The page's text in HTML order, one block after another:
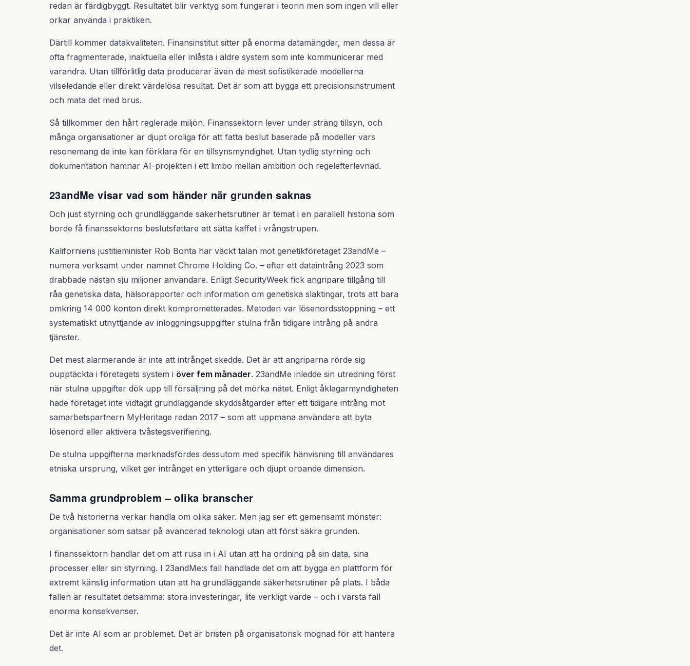
redan är färdigbyggt. Resultatet blir verktyg som fungerar i teorin men som ingen vill eller
orkar använda i praktiken.
Därtill kommer datakvaliteten. Finansinstitut sitter på enorma datamängder, men dessa är
ofta fragmenterade, inaktuella eller inlåsta i äldre system som inte kommunicerar med
varandra. Utan tillförlitlig data producerar även de mest sofistikerade modellerna
vilseledande eller direkt värdelösa resultat. Det är som att bygga ett precisionsinstrument
och mata det med brus.
Så tillkommer den hårt reglerade miljön. Finanssektorn lever under sträng tillsyn, och
många organisationer är djupt oroliga för att fatta beslut baserade på modeller vars
resonemang de inte kan förklara för en tillsynsmyndighet. Utan tydlig styrning och
dokumentation hamnar AI-projekten i ett limbo mellan ambition och regelefterlevnad.
23andMe visar vad som händer när grunden saknas
Och just styrning och grundläggande säkerhetsrutiner är temat i en parallell historia som
borde få finanssektorns beslutsfattare att sätta kaffet i vrångstrupen.
Kaliforniens justitieminister Rob Bonta har väckt talan mot genetikföretaget 23andMe –
numera verksamt under namnet Chrome Holding Co. – efter ett dataintrång 2023 som
drabbade nästan sju miljoner användare. Enligt SecurityWeek fick angripare tillgång till
råa genetiska data, hälsorapporter och information om genetiska släktingar, trots att bara
omkring 14 000 konton direkt komprometterades. Metoden var lösenordsstoppning – ett
systematiskt utnyttjande av inloggningsuppgifter stulna från tidigare intrång på andra
tjänster.
Det mest alarmerande är inte att intrånget skedde. Det är att angriparna rörde sig
oupptäckta i företagets system i över fem månader. 23andMe inledde sin utredning först
när stulna uppgifter dök upp till försäljning på det mörka nätet. Enligt åklagarmyndigheten
hade företaget inte vidtagit grundläggande skyddsåtgärder efter ett tidigare intrång mot
samarbetspartnern MyHeritage redan 2017 – som att uppmana användare att byta
lösenord eller aktivera tvåstegsverifiering.
De stulna uppgifterna marknadsfördes dessutom med specifik hänvisning till användares
etniska ursprung, vilket ger intrånget en ytterligare och djupt oroande dimension.
Samma grundproblem – olika branscher
De två historierna verkar handla om olika saker. Men jag ser ett gemensamt mönster:
organisationer som satsar på avancerad teknologi utan att först säkra grunden.
I finanssektorn handlar det om att rusa in i AI utan att ha ordning på sin data, sina
processer eller sin styrning. I 23andMe:s fall handlade det om att bygga en plattform för
extremt känslig information utan att ha grundläggande säkerhetsrutiner på plats. I båda
fallen är resultatet detsamma: stora investeringar, lite verkligt värde – och i värsta fall
enorma konsekvenser.
Det är inte AI som är problemet. Det är bristen på organisatorisk mognad för att hantera
det.